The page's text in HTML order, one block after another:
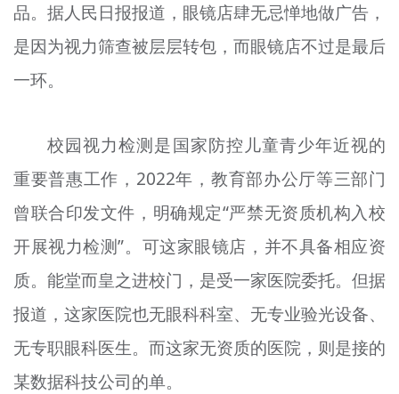
北京宣传文化引导基金
资料库
+
品。据人民日报报道，眼镜店肆无忌惮地做广告，
是因为视力筛查被层层转包，而眼镜店不过是最后
一环。
校园视力检测是国家防控儿童青少年近视的
重要普惠工作，2022年，教育部办公厅等三部门
曾联合印发文件，明确规定“严禁无资质机构入校
开展视力检测”。可这家眼镜店，并不具备相应资
质。能堂而皇之进校门，是受一家医院委托。但据
报道，这家医院也无眼科科室、无专业验光设备、
无专职眼科医生。而这家无资质的医院，则是接的
某数据科技公司的单。